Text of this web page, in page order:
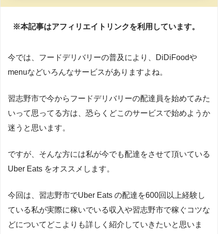
※本記事はアフィリエイトリンクを利用しています。
今では、フードデリバリーの普及により、DiDiFoodや
menuなどいろんなサービスがありますよね。
習志野市で今からフードデリバリーの配達員を始めてみた
いって思ってる方は、恐らくどこのサービスで始めようか
迷うと思います。
ですが、そんな方には私が今でも配達をさせて頂いている
Uber Eats をオススメします。
今回は、習志野市でUber Eats の配達を600回以上経験し
ている私が実際に稼いでいる収入や習志野市で稼ぐコツな
どについてどこよりも詳しく紹介していきたいと思いま